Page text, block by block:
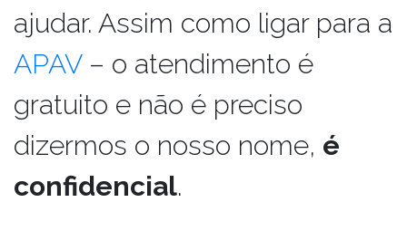
ajudar. Assim como ligar para a
APAV– o atendimento é
gratuito e não é preciso
dizermos o nosso nome, é
confidencial.